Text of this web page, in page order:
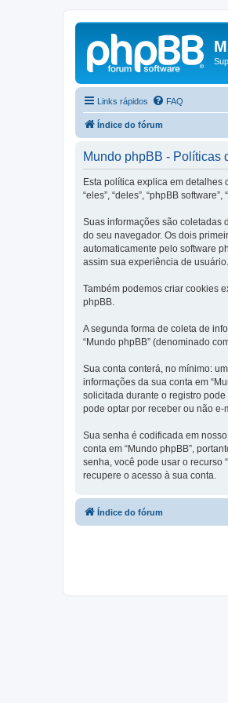
Links rápidos FAQ
Índice do fórum
Mundo phpBB - Políticas
Esta política explica em detalhes
“eles”, “deles”, “phpBB
Suas informações são coletadas
do seu navegador. Os dois
automaticamente pelo software
assim sua experiência de usuário.
Também podemos criar cookies
phpBB.
A segunda forma de coleta de
“Mundo phpBB” (denominado
Sua conta conterá, no mínimo:
informações da sua conta em
solicitada durante o registro
pode optar por receber ou não e-
Sua senha é codificada em
conta em “Mundo phpBB”,
senha, você pode usar o recurso
recupere o acesso à sua conta.
Índice do fórum